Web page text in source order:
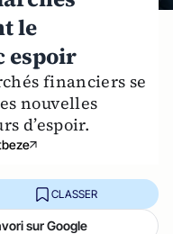
le
espoir
financiers se
nouvelles
d’espoir.
CLASSER
sur Google